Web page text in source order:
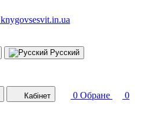
Русский
Кабінет 0 Обране
0